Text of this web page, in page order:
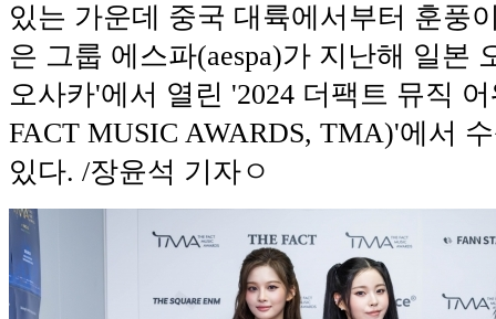
있는 가운데 중국 대륙에서부터 훈풍
은 그룹 에스파(aespa)가 지난해 일본
오사카'에서 열린 '2024 더팩트 뮤직
FACT MUSIC AWARDS, TMA)'에서
있다. /장윤석 기자ㅇ